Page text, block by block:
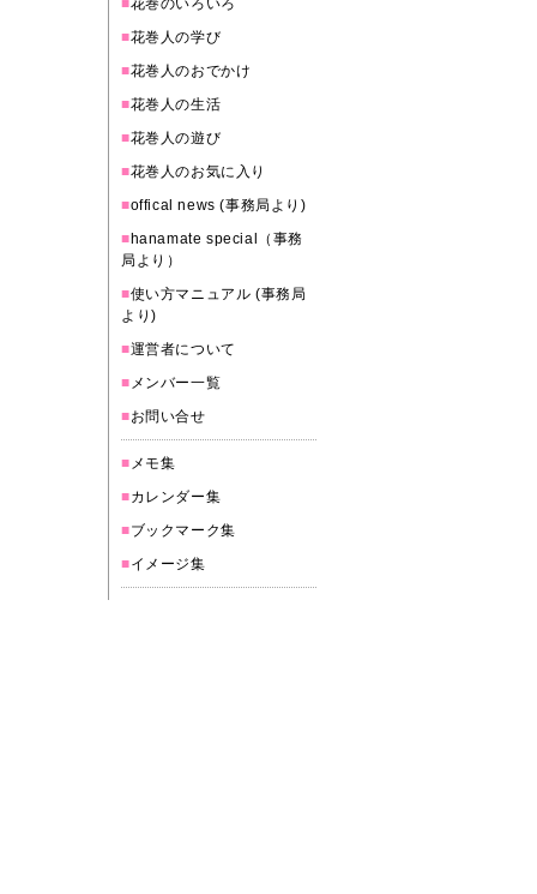
■花巻のいろいろ
■花巻人の学び
■花巻人のおでかけ
■花巻人の生活
■花巻人の遊び
■花巻人のお気に入り
■offical news (事務局より)
■hanamate special（事務
局より）
■使い方マニュアル (事務局
より)
■運営者について
■ メンバー一覧
■お問い合せ
■ メモ集
■カレンダー集
■ブックマーク集
■イメージ集